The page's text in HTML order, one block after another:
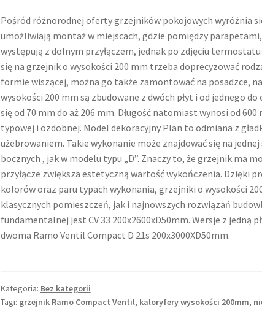
Pośród różnorodnej oferty grzejników pokojowych wyróżnia
umożliwiają montaż w miejscach, gdzie pomiędzy parapetami,
występują z dolnym przyłączem, jednak po zdjęciu
się na grzejnik o wysokości 200 mm trzeba doprecyzować
formie wiszącej, można go także zamontować na posadzce,
wysokości 200 mm są zbudowane z dwóch płyt i od jednego
się od 70 mm do aż 206 mm. Długość natomiast wynosi od
typowej i ozdobnej. Model dekoracyjny Plan to odmiana z
użebrowaniem. Takie wykonanie może znajdować się na
bocznych , jak w modelu typu „D”. Znaczy to, że grzejnik ma
przyłącze zwiększa estetyczną wartość wykończenia. Dzięki
kolorów oraz paru typach wykonania, grzejniki o wysokości
klasycznych pomieszczeń, jak i najnowszych rozwiązań
fundamentalnej jest CV 33 200x2600xD50mm. Wersje z jedną
dwoma Ramo Ventil Compact D 21s 200x3000XD50mm.
Kategoria: Bez kategorii
Tagi: grzejnik Ramo Compact Ventil, kaloryfery wysokości 200mm,